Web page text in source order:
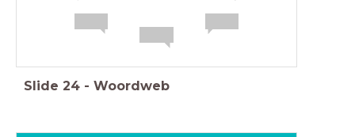
Slide 24 - Woordweb